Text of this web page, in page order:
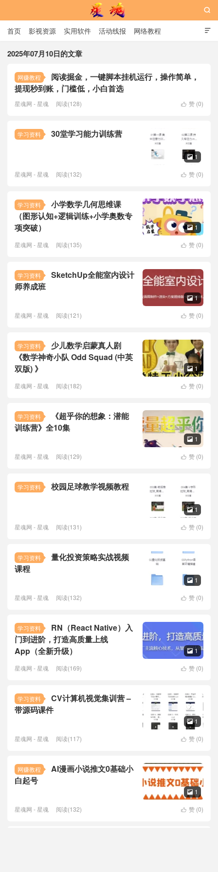
星魂网

首页 影视资源 实用软件 活动线报 网络教程
用户中心 书籍 娱乐

2025年07月10日的文章
网赚教程
阅读掘金，一键脚本挂机运行，操作简单，
提现秒到账，门槛低，小白首选
 赞 (0)
星魂网 - 星魂 阅读(128)
学习资料 30堂学习能力训练营
 1
 赞 (0)
星魂网 - 星魂 阅读(132)
学习资料
小学数学几何思维课
（图形认知+逻辑训练+小学奥数专
项突破）
 1
 赞 (0)
星魂网 - 星魂 阅读(135)
学习资料
SketchUp全能室内设计
师养成班
 1
 赞 (0)
星魂网 - 星魂 阅读(121)
学习资料
少儿数学启蒙真人剧
《数学神奇小队 Odd Squad (中英
双版) 》
 1
 赞 (0)
星魂网 - 星魂 阅读(182)
学习资料
《超乎你的想象：潜能
训练营》全10集
 1
 赞 (0)
星魂网 - 星魂 阅读(129)
学习资料 校园足球教学视频教程
 1
 赞 (0)
星魂网 - 星魂 阅读(131)
学习资料
量化投资策略实战视频
课程
 1
 赞 (0)
星魂网 - 星魂 阅读(132)
学习资料
RN（React Native）入
门到进阶，打造高质量上线
App（全新升级）
 1
 赞 (0)
星魂网 - 星魂 阅读(169)
学习资料
CV计算机视觉集训营 –
带源码课件
 1
 赞 (0)
星魂网 - 星魂 阅读(117)
网赚教程
AI漫画小说推文0基础小
白起号
 1
 赞 (0)
星魂网 - 星魂 阅读(132)